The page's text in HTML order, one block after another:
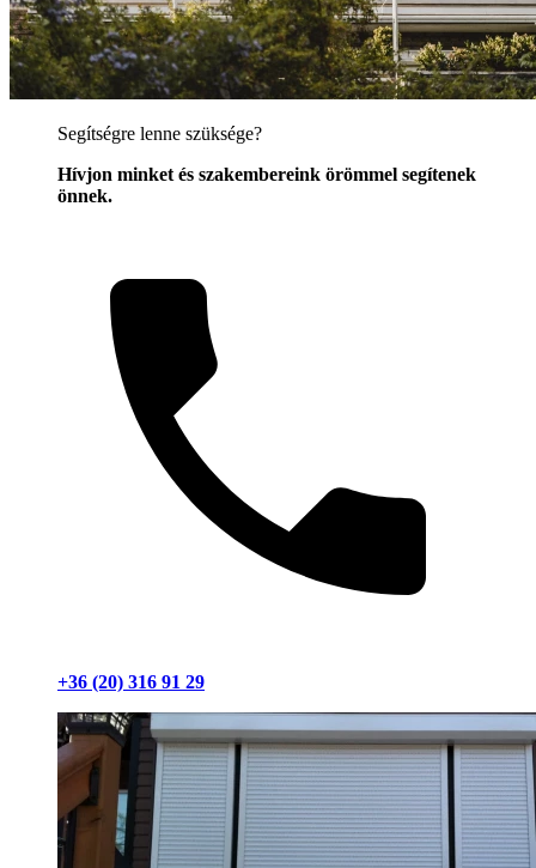
Segítségre lenne szüksége?
Hívjon minket és szakembereink örömmel segítenek
önnek.
+36 (20) 316 91 29